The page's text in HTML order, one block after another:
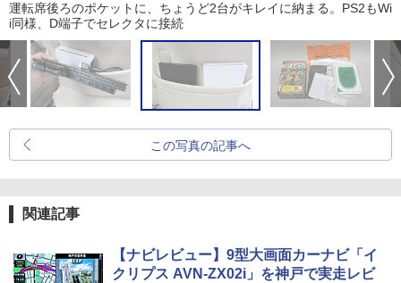
運転席後ろのポケットに、ちょうど2台がキレイに納まる。PS2もWi
i同様、D端子でセレクタに接続
この写真の記事へ
関連記事
【ナビレビュー】9型大画面カーナビ「イ
クリプス AVN-ZX02i」を神戸で実走レビ